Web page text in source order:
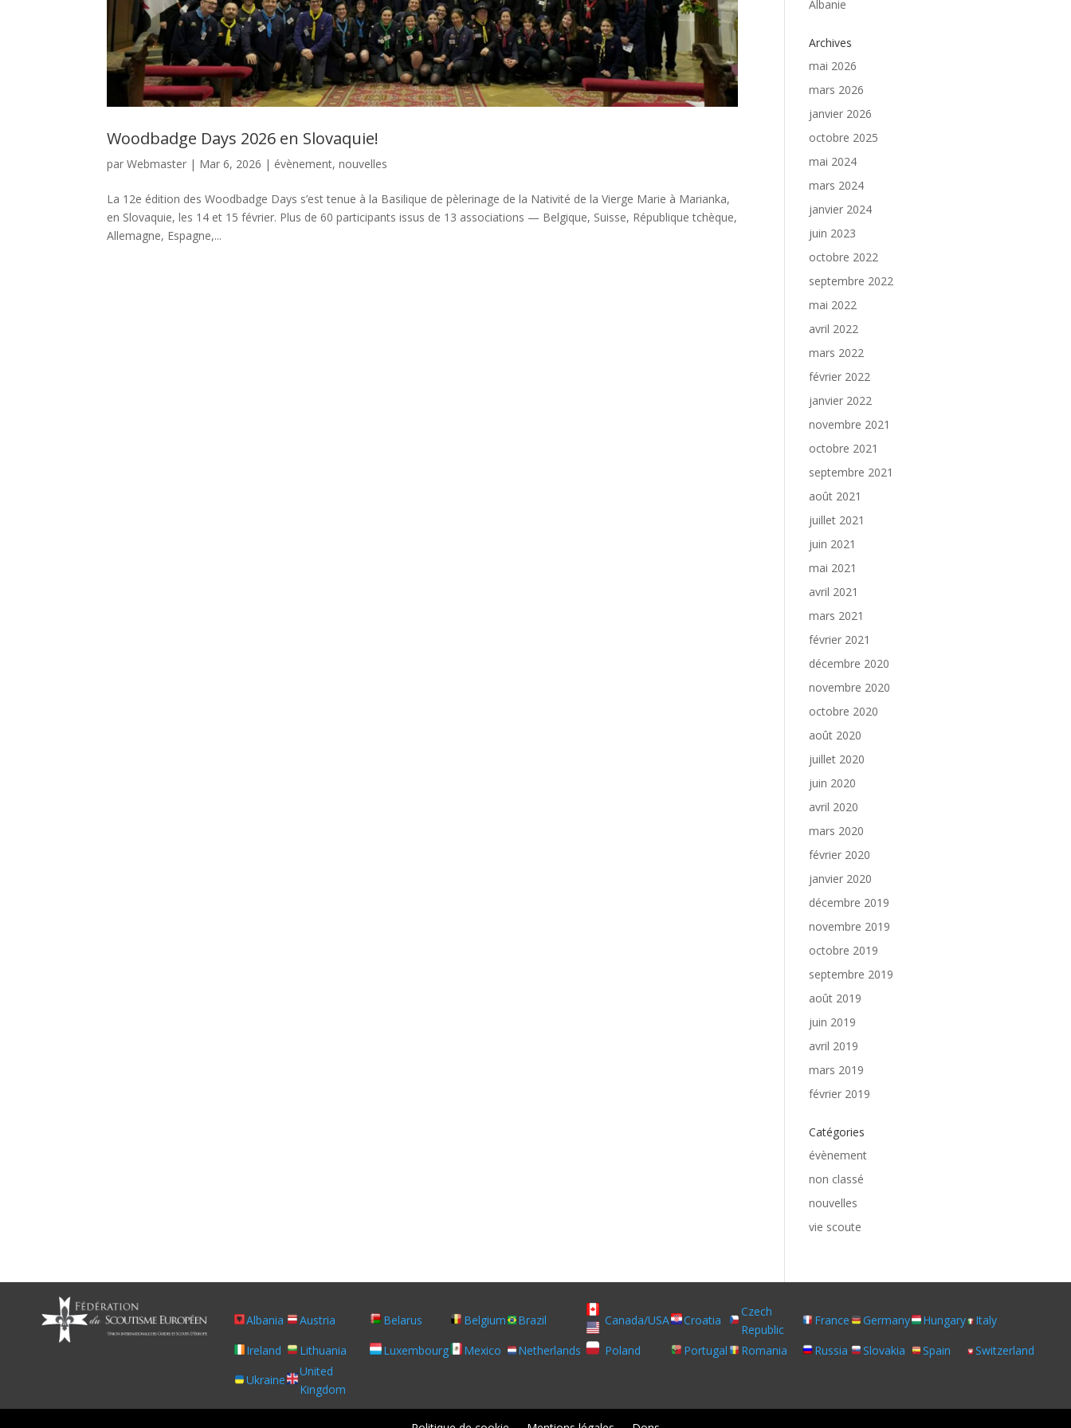
Woodbadge Days 2026 en Slovaquie!
parWebmaster | Mar 6, 2026 | évènement,nouvelles
La 12e édition des Woodbadge Days s’est tenue à la Basilique de pèlerinage de la Nativité de la Vierge Marie à Marianka,
en Slovaquie, les 14 et 15 février. Plus de 60 participants issus de 13 associations — Belgique, Suisse, République tchèque,
Allemagne, Espagne,...
Albanie
Archives
mai 2026
mars 2026
janvier 2026
octobre 2025
mai 2024
mars 2024
janvier 2024
juin 2023
octobre 2022
septembre 2022
mai 2022
avril 2022
mars 2022
février 2022
janvier 2022
novembre 2021
octobre 2021
septembre 2021
août 2021
juillet 2021
juin 2021
mai 2021
avril 2021
mars 2021
février 2021
décembre 2020
novembre 2020
octobre 2020
août 2020
juillet 2020
juin 2020
avril 2020
mars 2020
février 2020
janvier 2020
décembre 2019
novembre 2019
octobre 2019
septembre 2019
août 2019
juin 2019
avril 2019
mars 2019
février 2019
Catégories
évènement
non classé
nouvelles
vie scoute
Albania Austria Belarus Belgium Brazil Canada/USA Croatia
Czech
Republic
France Germany Hungary
Italy
Ireland
Lithuania Luxembourg Mexico Netherlands Poland Portugal Romania Russia Slovakia Spain
Switzerland
Ukraine
United
Kingdom